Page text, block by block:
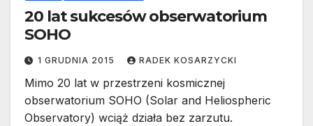
20 lat sukcesów obserwatorium
SOHO
1 GRUDNIA 2015 RADEK KOSARZYCKI
Mimo 20 lat w przestrzeni kosmicznej
obserwatorium SOHO (Solar and Heliospheric
Observatory) wciąż działa bez zarzutu.